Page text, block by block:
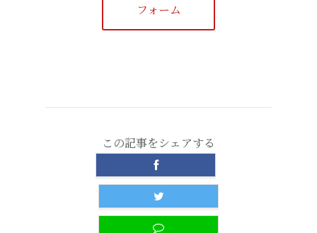
フォーム
この記事をシェアする